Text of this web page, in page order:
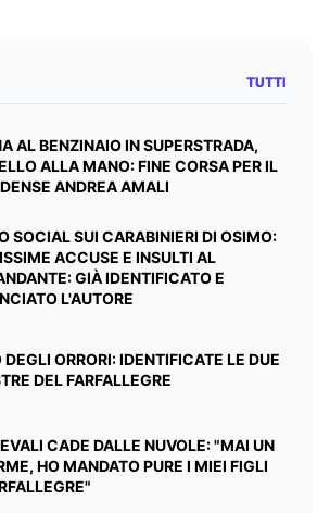
TUTTI
AL BENZINAIO IN SUPERSTRADA,
ALLA MANO: FINE CORSA PER IL
ANDREA AMALI
SOCIAL SUI CARABINIERI DI OSIMO:
ACCUSE E INSULTI AL
GIÀ IDENTIFICATO E
L'AUTORE
DEGLI ORRORI: IDENTIFICATE LE DUE
DEL FARFALLEGRE
CADE DALLE NUVOLE: "MAI UN
HO MANDATO PURE I MIEI FIGLI